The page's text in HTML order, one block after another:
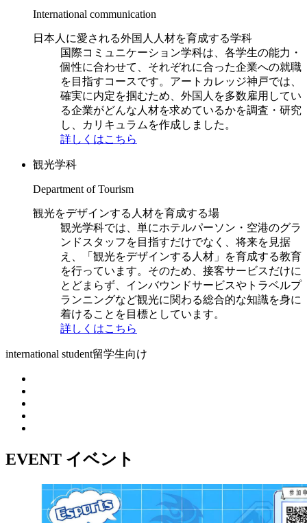
International communication
日本人に愛される外国人人材を育成する学科
国際コミュニケーション学科は、各学生の能力・
個性に合わせて、それぞれに合った企業への就職
を目指すコースです。アートカレッジ神戸では、
確実に内定を掴むため、外国人を多数雇用してい
る企業がどんな人材を求めているかを調査・研究
し、カリキュラムを作成しました。
詳しくはこちら
観光学科
Department of Tourism
観光をデザインする人材を育成する場
観光学科では、単にホテルパーソン・空港のグラ
ンドスタッフを目指すだけでなく、将来を見据
え、「観光をデザインする人材」を育成する教育
を行っています。そのため、接客サービスだけに
とどまらず、インバウンドサービスやトラベルプ
ランニングなど観光に関わる総合的な知識を身に
着けることを目標としています。
詳しくはこちら
international student留学生向け
EVENT イベント